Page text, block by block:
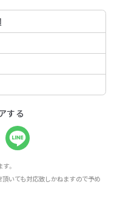
する
。
いても対応致しかねますので予め